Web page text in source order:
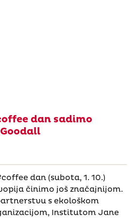
dan sadimo
dan (subota, 1. 10.)
činimo još značajnijom.
s ekološkom
Institutom Jane